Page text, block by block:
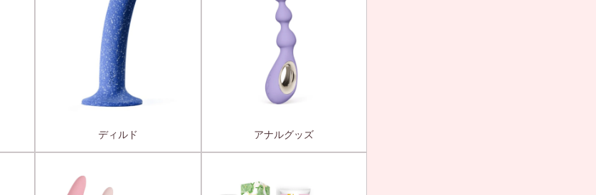
ディルド アナルグッズ